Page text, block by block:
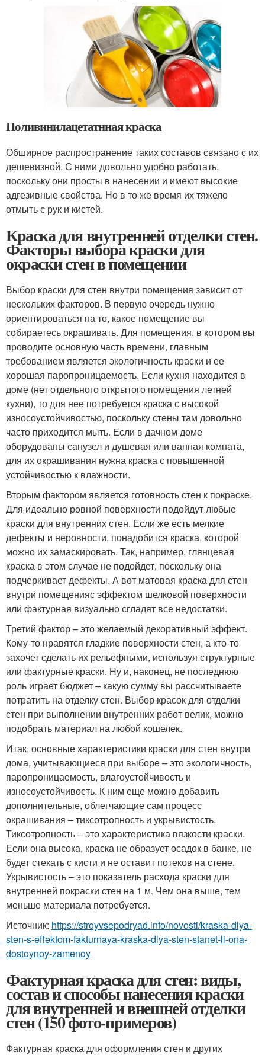
Поливинилацетатнная краска
Обширное распространение таких составов связано с их
дешевизной. С ними довольно удобно работать,
поскольку они просты в нанесении и имеют высокие
адгезивные свойства. Но в то же время их тяжело
отмыть с рук и кистей.
Краска для внутренней отделки стен.
Факторы выбора краски для
окраски стен в помещении
Выбор краски для стен внутри помещения зависит от
нескольких факторов. В первую очередь нужно
ориентироваться на то, какое помещение вы
собираетесь окрашивать. Для помещения, в котором вы
проводите основную часть времени, главным
требованием является экологичность краски и ее
хорошая паропроницаемость. Если кухня находится в
доме (нет отдельного открытого помещения летней
кухни), то для нее потребуется краска с высокой
износоустойчивостью, поскольку стены там довольно
часто приходится мыть. Если в дачном доме
оборудованы санузел и душевая или ванная комната,
для их окрашивания нужна краска с повышенной
устойчивостью к влажности.
Вторым фактором является готовность стен к покраске.
Для идеально ровной поверхности подойдут любые
краски для внутренних стен. Если же есть мелкие
дефекты и неровности, понадобится краска, которой
можно их замаскировать. Так, например, глянцевая
краска в этом случае не подойдет, поскольку она
подчеркивает дефекты. А вот матовая краска для стен
внутри помещенияс эффектом шелковой поверхности
или фактурная визуально сгладят все недостатки.
Третий фактор – это желаемый декоративный эффект.
Кому-то нравятся гладкие поверхности стен, а кто-то
захочет сделать их рельефными, используя структурные
или фактурные краски. Ну и, наконец, не последнюю
роль играет бюджет – какую сумму вы рассчитываете
потратить на отделку стен. Выбор красок для отделки
стен при выполнении внутренних работ велик, можно
подобрать материал на любой кошелек.
Итак, основные характеристики краски для стен внутри
дома, учитывающиеся при выборе – это экологичность,
паропроницаемость, влагоустойчивость и
износоустойчивость. К ним еще можно добавить
дополнительные, облегчающие сам процесс
окрашивания – тиксотропность и укрывистость.
Тиксотропность – это характеристика вязкости краски.
Если она высока, краска не образует осадок в банке, не
будет стекать с кисти и не оставит потеков на стене.
Укрывистость – это показатель расхода краски для
внутренней покраски стен на 1 м. Чем она выше, тем
меньше материала потребуется.
Источник: https://stroyvsepodryad.info/novosti/kraska-dlya-
sten-s-effektom-fakturnaya-kraska-dlya-sten-stanet-li-ona-
dostoynoy-zamenoy
Фактурная краска для стен: виды,
состав и способы нанесения краски
для внутренней и внешней отделки
стен (150 фото-примеров)
Фактурная краска для оформления стен и других